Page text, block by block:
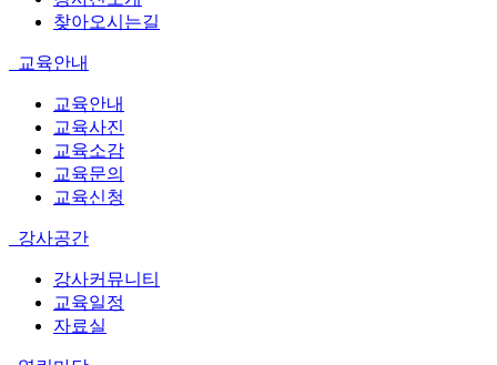
찾아오시는길
교육안내
교육안내
교육사진
교육소감
교육문의
교육신청
강사공간
강사커뮤니티
교육일정
자료실